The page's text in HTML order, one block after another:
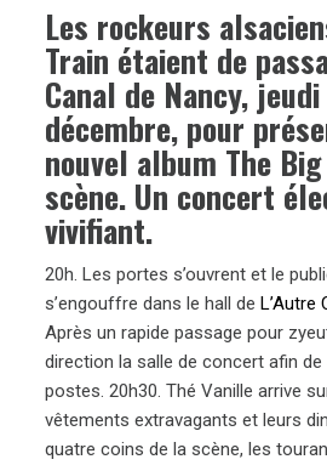
Les rockeurs
Train étaient de
Canal de Nancy, jeudi
décembre, pour
nouvel album The
scène. Un concert
vivifiant.
20h. Les portes s’ouvrent et le
s’engouffre dans le hall deL’Autre
Après un rapide passage pour
direction la salle de concert afin
postes. 20h30. Thé Vanille arrive
vêtements extravagants et leurs
quatre coins de la scène, les